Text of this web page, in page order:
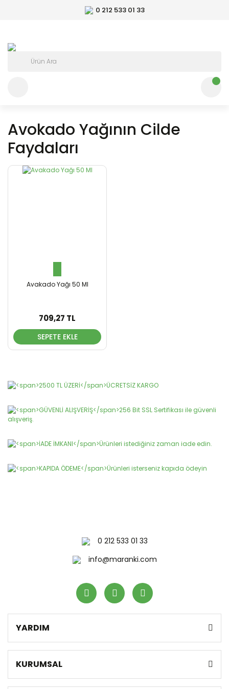
0 212 533 01 33
Avokado Yağının Cilde
Faydaları
Avakado Yağı 50 Ml
709,27 TL
SEPETE EKLE
0 212 533 01 33
info@maranki.com
YARDIM
KURUMSAL